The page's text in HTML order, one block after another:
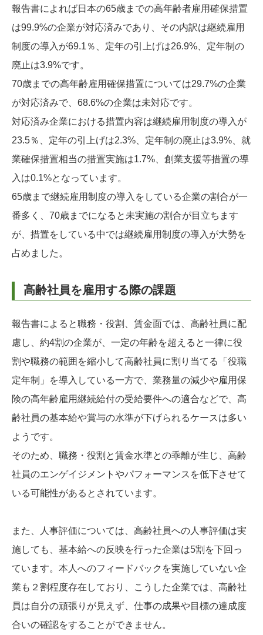
報告書によれば日本の65歳までの高年齢者雇用確保措置
は99.9%の企業が対応済みであり、その内訳は継続雇用
制度の導入が69.1％、定年の引上げは26.9%、定年制の
廃止は3.9%です。
70歳までの高年齢雇用確保措置については29.7%の企業
が対応済みで、68.6%の企業は未対応です。
対応済み企業における措置内容は継続雇用制度の導入が
23.5％、定年の引上げは2.3%、定年制の廃止は3.9%、就
業確保措置相当の措置実施は1.7%、創業支援等措置の導
入は0.1%となっています。
65歳まで継続雇用制度の導入をしている企業の割合が一
番多く、70歳までになると未実施の割合が目立ちます
が、措置をしている中では継続雇用制度の導入が大勢を
占めました。
高齢社員を雇用する際の課題
報告書によると職務・役割、賃金面では、高齢社員に配
慮し、約4割の企業が、一定の年齢を超えると一律に役
割や職務の範囲を縮小して高齢社員に割り当てる「役職
定年制」を導入している一方で、業務量の減少や雇用保
険の高年齢雇用継続給付の受給要件への適合などで、高
齢社員の基本給や賞与の水準が下げられるケースは多い
ようです。
そのため、職務・役割と賃金水準との乖離が生じ、高齢
社員のエンゲイジメントやパフォーマンスを低下させて
いる可能性があるとされています。
また、人事評価については、高齢社員への人事評価は実
施しても、基本給への反映を行った企業は5割を下回っ
ています。本人へのフィードバックを実施していない企
業も２割程度存在しており、こうした企業では、高齢社
員は自分の頑張りが見えず、仕事の成果や目標の達成度
合いの確認をすることができません。